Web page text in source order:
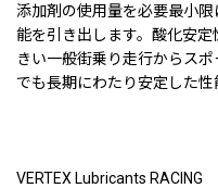
添加剤の使用量を必要最小
能を引き出します。酸化安
きい一般街乗り走行からス
でも長期にわたり安定した性
VERTEX Lubricants RACING